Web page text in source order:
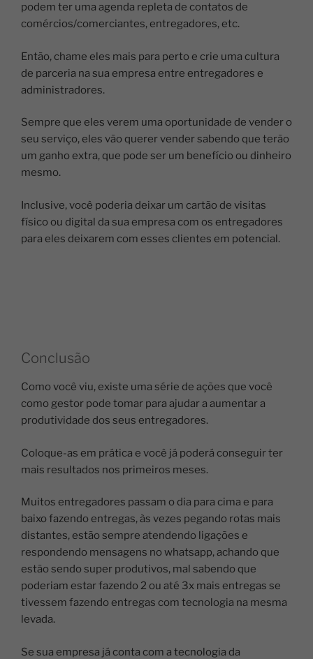
podem ter uma agenda repleta de contatos de
comércios/comerciantes, entregadores, etc.
Então, chame eles mais para perto e crie uma cultura
de parceria na sua empresa entre entregadores e
administradores.
Sempre que eles verem uma oportunidade de vender o
seu serviço, eles vão querer vender sabendo que terão
um ganho extra, que pode ser um benefício ou dinheiro
mesmo.
Inclusive, você poderia deixar um cartão de visitas
físico ou digital da sua empresa com os entregadores
para eles deixarem com esses clientes em potencial.
Conclusão
Como você viu, existe uma série de ações que você
como gestor pode tomar para ajudar a aumentar a
produtividade dos seus entregadores.
Coloque-as em prática e você já poderá conseguir ter
mais resultados nos primeiros meses.
Muitos entregadores passam o dia para cima e para
baixo fazendo entregas, às vezes pegando rotas mais
distantes, estão sempre atendendo ligações e
respondendo mensagens no whatsapp, achando que
estão sendo super produtivos, mal sabendo que
poderiam estar fazendo 2 ou até 3x mais entregas se
tivessem fazendo entregas com tecnologia na mesma
levada.
Se sua empresa já conta com a tecnologia da